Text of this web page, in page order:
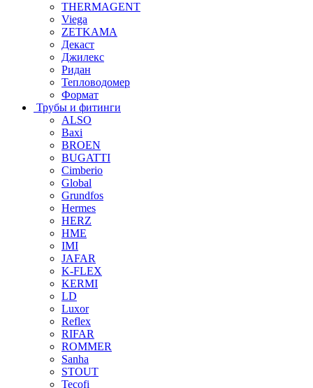
THERMAGENT
Viega
ZETKAMA
Декаст
Джилекс
Ридан
Тепловодомер
Формат
Трубы и фитинги
ALSO
Baxi
BROEN
BUGATTI
Cimberio
Global
Grundfos
Hermes
HERZ
HME
IMI
JAFAR
K-FLEX
KERMI
LD
Luxor
Reflex
RIFAR
ROMMER
Sanha
STOUT
Tecofi